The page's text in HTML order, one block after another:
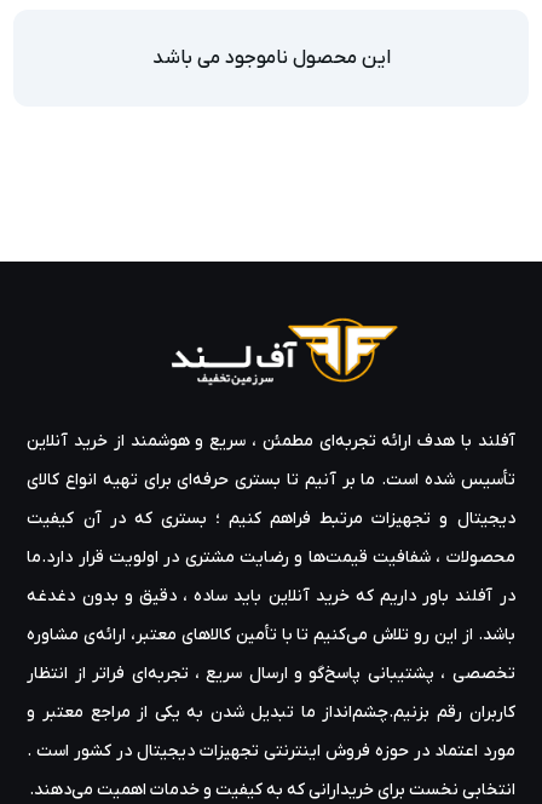
این محصول ناموجود می باشد
آفلند با هدف ارائه‌ تجربه‌ای مطمئن ، سریع و هوشمند از خرید آنلاین
تأسیس شده است. ما بر آنیم تا بستری حرفه‌ای برای تهیه‌ انواع کالای
دیجیتال و تجهیزات مرتبط فراهم کنیم ؛ بستری که در آن کیفیت
محصولات ، شفافیت قیمت‌ها و رضایت مشتری در اولویت قرار دارد.ما
در آفلند باور داریم که خرید آنلاین باید ساده ، دقیق و بدون دغدغه
باشد. از این رو تلاش می‌کنیم تا با تأمین کالاهای معتبر، ارائه‌ی مشاوره‌
تخصصی ، پشتیبانی پاسخ‌گو و ارسال سریع ، تجربه‌ای فراتر از انتظار
کاربران رقم بزنیم.چشم‌انداز ما تبدیل شدن به یکی از مراجع معتبر و
مورد اعتماد در حوزه‌ فروش اینترنتی تجهیزات دیجیتال در کشور است .
انتخابی نخست برای خریدارانی که به کیفیت و خدمات اهمیت می‌دهند.